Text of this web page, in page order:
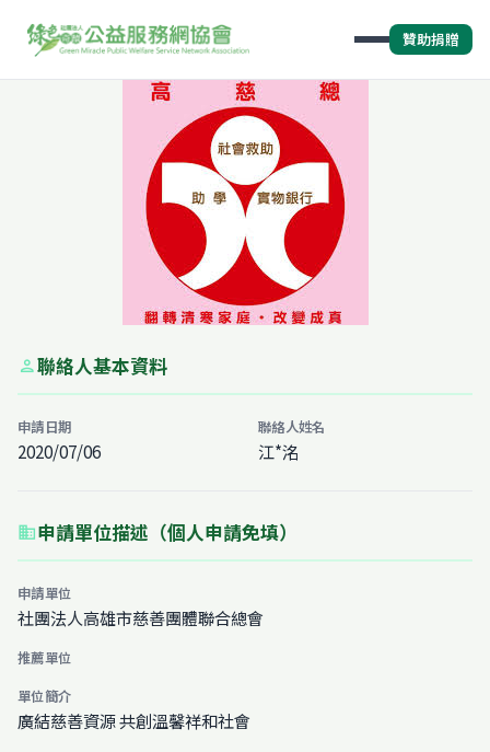
贊助捐贈
person聯絡人基本資料
申請日期
2020/07/06
聯絡人姓名
江*洺
business申請單位描述（個人申請免填）
申請單位
社團法人高雄市慈善團體聯合總會
推薦單位
單位簡介
廣結慈善資源 共創溫馨祥和社會